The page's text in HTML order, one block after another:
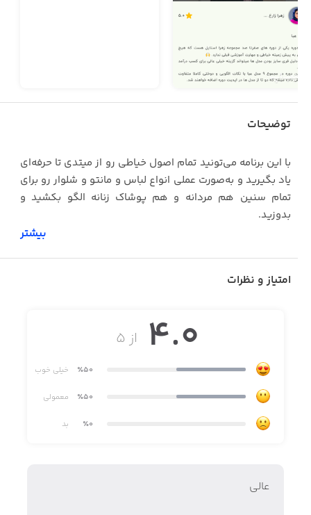
توضیحات
با این برنامه می‌تونید تمام اصول خیاطی رو از میتدی تا حرفه‌ای
یاد بگیرید و به‌صورت عملی انواع لباس و مانتو و شلوار رو برای
تمام سنین هم مردانه و هم پوشاک زنانه الگو بکشید و
بدوزید.
بیشتر
امتیاز و نظرات
از ۵ 4.0
٪50 خیلی خوب
٪50 معمولی
٪0 بد
عالی